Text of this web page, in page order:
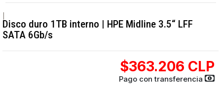
Disco duro 1TB interno | HPE Midline 3.5“ LFF
SATA 6Gb/s
$363.206 CLP
Pago con transferencia